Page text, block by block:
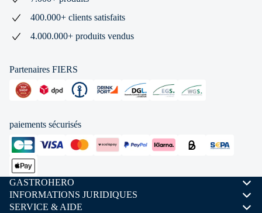
400.000+ clients satisfaits
4.000.000+ produits vendus
Partenaires FIERS
paiements sécurisés
GASTROHERO
INFORMATIONS JURIDIQUES
SERVICE & AIDE